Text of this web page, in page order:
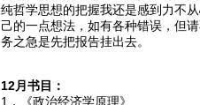
纯哲学思想的把握我还是感到力不
己的一点想法，如有各种错误，但
务之急是先把报告挂出去。
12月书目：
1．《政治经济学原